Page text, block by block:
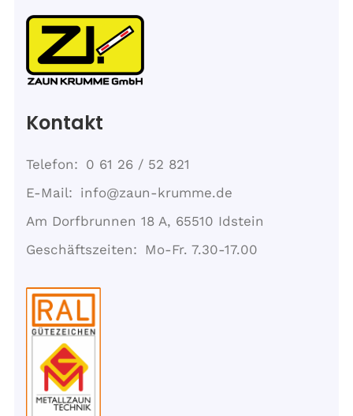
Kontakt
Telefon
0 61 26 / 52 821
E-Mail
info@zaun-krumme.de
Adresse
Am Dorfbrunnen 18 A, 65510 Idstein
Geschäftszeiten
Mo-Fr. 7.30-17.00